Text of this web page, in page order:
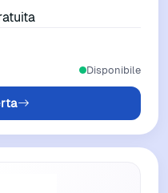
Disponibile